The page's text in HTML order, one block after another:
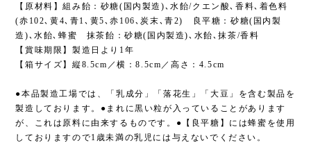
【原材料】組み飴：砂糖(国内製造)､水飴/クエン酸､香料､着色料
(赤102､黄4､青1､黄5､赤106､炭末､青2) 良平糖：砂糖(国内製
造)､水飴､蜂蜜 抹茶飴：砂糖(国内製造)､水飴､抹茶/香料
【賞味期限】製造日より1年
【箱サイズ】縦8.5cm／横：8.5cm／高さ：4.5cm
●本品製造工場では、「乳成分」「落花生」「大豆」を含む製品を
製造しております。●まれに黒い粒が入っていることがあります
が、これは原料に由来するものです。●【良平糖】には蜂蜜を使用
しておりますので1歳未満の乳児には与えないでください。